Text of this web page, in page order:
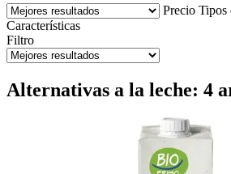
Precio Tipos
Características
Filtro
Alternativas a la leche: 4